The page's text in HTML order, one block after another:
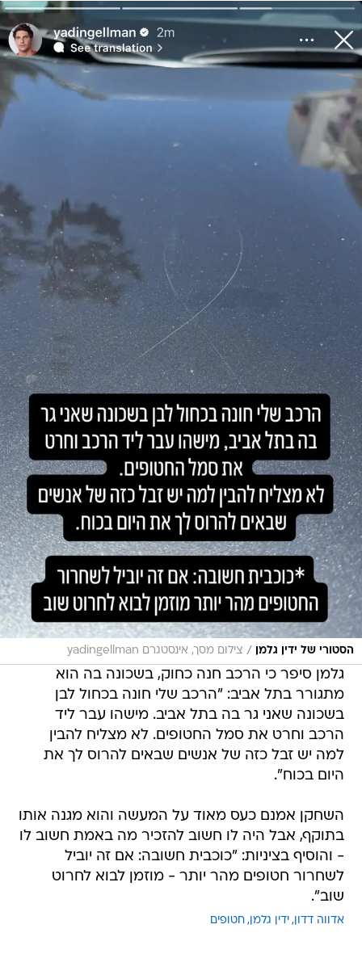
הסטורי של ידין גלמן / צילום מסך, אינסטגרם yadingellman
גלמן סיפר כי הרכב חנה כחוק, בשכונה בה הוא
מתגורר בתל אביב: "הרכב שלי חונה בכחול לבן
בשכונה שאני גר בה בתל אביב. מישהו עבר ליד
הרכב וחרט את סמל החטופים. לא מצליח להבין
למה יש זבל כזה של אנשים שבאים להרוס לך את
היום בכוח".
השחקן אמנם כעס מאוד על המעשה והוא מגנה אותו
בתוקף, אבל היה לו חשוב להזכיר מה באמת חשוב לו
- והוסיף בציניות: "כוכבית חשובה: אם זה יוביל
לשחרור חטופים מהר יותר - מוזמן לבוא לחרוט
שוב".
אדווה דדון ידין גלמן חטופים